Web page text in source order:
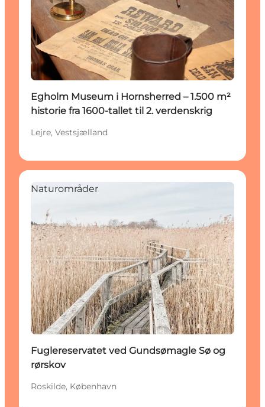
Egholm Museum i Hornsherred – 1.500 m²
historie fra 1600-tallet til 2. verdenskrig
Lejre, Vestsjælland
Naturområder
Fuglereservatet ved Gundsømagle Sø og
rørskov
Roskilde, København